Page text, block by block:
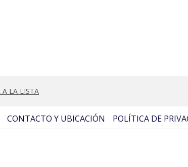
A LA LISTA
CONTACTO Y UBICACIÓN POLÍTICA DE